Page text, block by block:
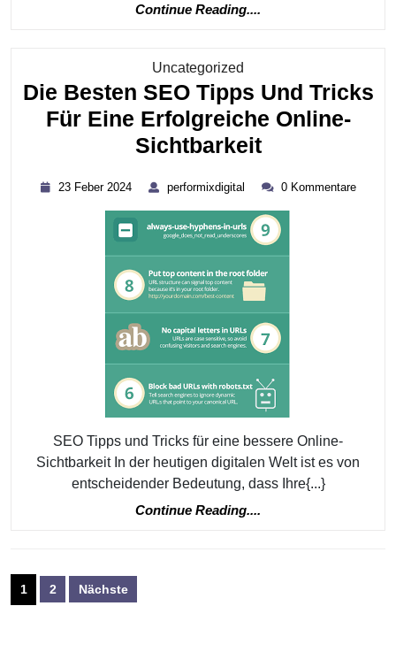
Continue Reading....
Uncategorized
Die Besten SEO Tipps Und Tricks
Für Eine Erfolgreiche Online-
SichtbarkeitDie
SEO
Tipps
Und
Tricks
Für
Eine
Erfolgreiche
Online-
Sichtbarkeit
23 Feber 2024 performixdigital performixdigital
0 Kommentare
SEO Tipps und Tricks für eine bessere Online-
Sichtbarkeit In der heutigen digitalen Welt ist es von
entscheidender Bedeutung, dass Ihre{...}
Continue Reading....
Seitennummerierung
der
1 2 Nächste